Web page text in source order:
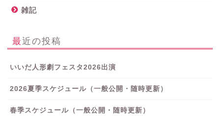
雑記
最近の投稿
いいだ人形劇フェスタ2026出演
2026夏季スケジュール（一般公開・随時更新）
春季スケジュール（一般公開・随時更新）